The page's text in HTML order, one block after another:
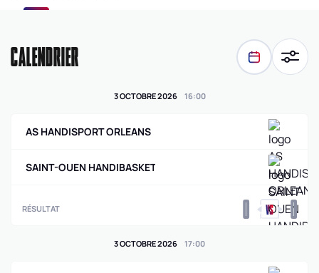
CALENDRIER
3 OCTOBRE 2026 16:00
AS HANDISPORT ORLEANS
SAINT-OUEN HANDIBASKET
RÉSULTAT 0 0
3 OCTOBRE 2026 17:00